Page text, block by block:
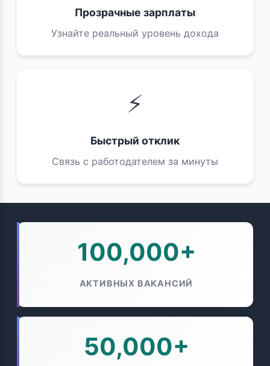
Прозрачные зарплаты
Узнайте реальный уровень дохода
⚡
Быстрый отклик
Связь с работодателем за минуты
100,000+
АКТИВНЫХ ВАКАНСИЙ
50,000+